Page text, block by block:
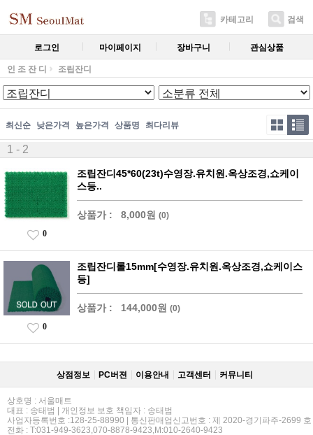
카테고리 검색
로그인 마이페이지 장바구니 관심상품
인 조 잔 디 조립잔디
최신순 낮은가격 높은가격 상품명 최다리뷰
1 - 2
조립잔디45*60(23t)수영장.유치원.옥상조경,쇼케이
스등..
상품가 : 8,000원 (0)
0
조립잔디롤15mm[수영장.유치원.옥상조경,쇼케이스
등]
상품가 : 144,000원 (0)
0
상점정보 PC버젼 이용안내 고객센터 커뮤니티
상호명 : 서울매트
대표 : 송태범 | 개인정보 보호 책임자 : 송태범
사업자등록번호 :128-25-88990 | 통신판매업신고번호 : 제 2020-경기파주-2699 호
전화 : T:031-949-3623,070-8878-9423,M:010-2640-9423